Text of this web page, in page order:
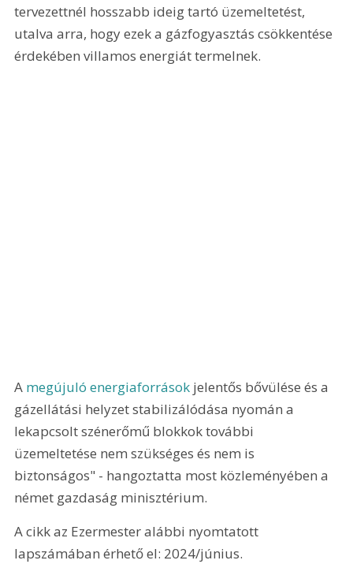
tervezettnél hosszabb ideig tartó üzemeltetést,
utalva arra, hogy ezek a gázfogyasztás csökkentése
érdekében villamos energiát termelnek.
A megújuló energiaforrások jelentős bővülése és a
gázellátási helyzet stabilizálódása nyomán a
lekapcsolt szénerőmű blokkok további
üzemeltetése nem szükséges és nem is
biztonságos" - hangoztatta most közleményében a
német gazdaság minisztérium.
A cikk az Ezermester alábbi nyomtatott
lapszámában érhető el: 2024/június.